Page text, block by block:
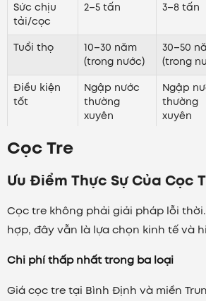
Sức chịu
tải/cọc
2–5 tấn 3–8 tấn
Tuổi thọ
10–30 năm
(trong nước)
30–50
(trong
Điều kiện
tốt
Ngập nước
thường
xuyên
Ngập
thường
xuyên
Điều kiện
kém
Chi phí vật
Thấp
Thấp –
Số tầng
phù hợp
Nhà cấp 4,
tạm
Nhà 1–2
Chứng từ
Không có Không có
Cọc Tre
Ưu Điểm Thực Sự Của Cọc
Cọc tre không phải giải pháp lỗi
hợp, đây vẫn là lựa chọn kinh tế và
Chi phí thấp nhất trong ba loại
Giá cọc tre tại Bình Định và miền